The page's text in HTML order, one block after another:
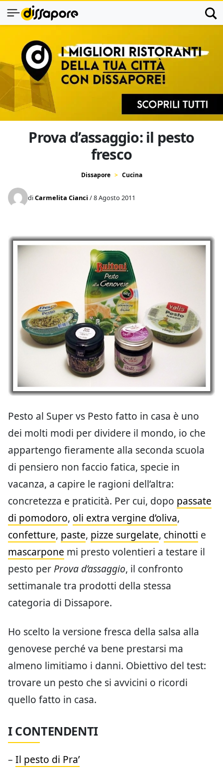
Prova d’assaggio: il pesto
fresco
Dissapore Cucina
diCarmelita Cianci / 8 Agosto 2011
Pesto al Super vs Pesto fatto in casa è uno
dei molti modi per dividere il mondo, io che
appartengo fieramente alla seconda scuola
di pensiero non faccio fatica, specie in
vacanza, a capire le ragioni dell’altra:
concretezza e praticità. Per cui, dopo passate
di pomodoro, oli extra vergine d’oliva,
confetture, paste, pizze surgelate, chinotti e
mascarpone mi presto volentieri a testare il
pesto perProva d’assaggio, il confronto
settimanale tra prodotti della stessa
categoria di Dissapore.
Ho scelto la versione fresca della salsa alla
genovese perché va bene prestarsi ma
almeno limitiamo i danni. Obiettivo del test:
trovare un pesto che si avvicini o ricordi
quello fatto in casa.
I CONTENDENTI
– Il pesto di Pra’